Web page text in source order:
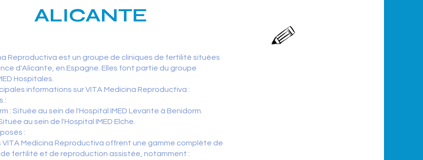
ALICANTE
Reproductiva est un groupe de cliniques de fertilité situées
d'Alicante, en Espagne. Elles font partie du groupe
Hospitales.
informations sur VITA Medicina Reproductiva :
:
: Située au sein de l'Hospital IMED Levante à Benidorm.
au sein de l'Hospital IMED Elche.
:
VITA Medicina Reproductiva offrent une gamme complète de
fertilité et de reproduction assistée, notamment :